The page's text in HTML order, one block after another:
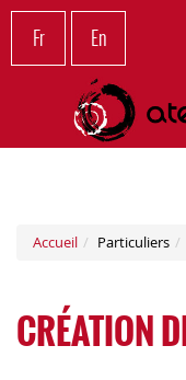
Fr En
Accueil Particuliers
CRÉATION
Panneau de